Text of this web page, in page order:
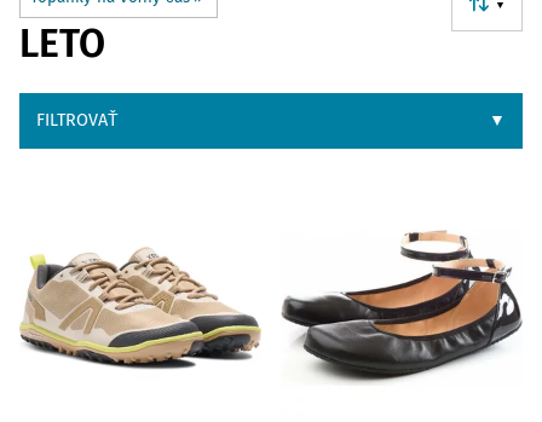
▼
LETO
FILTROVAŤ ▼